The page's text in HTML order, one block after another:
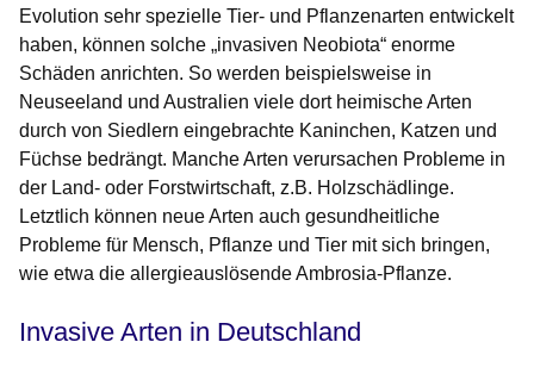
Evolution sehr spezielle Tier- und Pflanzenarten entwickelt
haben, können solche „invasiven Neobiota“ enorme
Schäden anrichten. So werden beispielsweise in
Neuseeland und Australien viele dort heimische Arten
durch von Siedlern eingebrachte Kaninchen, Katzen und
Füchse bedrängt. Manche Arten verursachen Probleme in
der Land- oder Forstwirtschaft, z.B. Holzschädlinge.
Letztlich können neue Arten auch gesundheitliche
Probleme für Mensch, Pflanze und Tier mit sich bringen,
wie etwa die allergieauslösende Ambrosia-Pflanze.
Invasive Arten in Deutschland